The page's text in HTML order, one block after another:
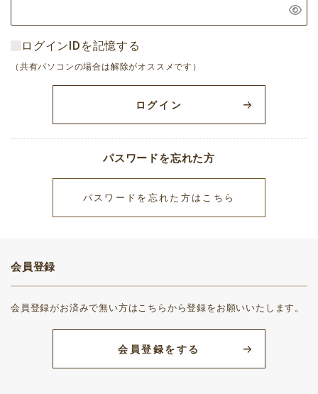
ログインIDを記憶する
（共有パソコンの場合は解除がオススメです）
ログイン
パスワードを忘れた方
パスワードを忘れた方はこちら
会員登録
会員登録がお済みで無い方はこちらから登録をお願いいたします。
会員登録をする